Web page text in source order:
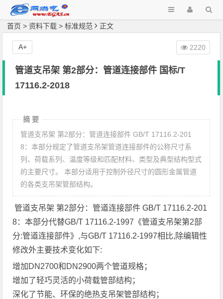
首页 >资料下载 >标准规范 正文
管道支吊架 第2部分：管道连接部件 国标/T
17116.2-2018
摘 要
管道支吊架 第2部分：管道连接部件 GB/T 17116.2-201
8：本部分规定了管道支吊架管道连接部件的公称尺寸系
列、荷载系列、温度等级和匹配材料、类型及典型结构型式
的主要尺寸。 本部分适用于控制外径尺寸的圆形金属管道
的各类支吊架管部结构。
管道支吊架 第2部分：管道连接部件 GB/T 17116.2-201
8：本部分代替GB/T 17116.2-1997《管道支吊架第2部
分:管道连接部件》,与GB/T 17116.2-1997相比,除编辑性
修改外主要技术变化如下:
增加DN2700和DN2900两个管道规格；
增加了轻巧灵活的小荷载管部结构；
深化了节能、环保的绝热支吊架管部结构；
2220
A+